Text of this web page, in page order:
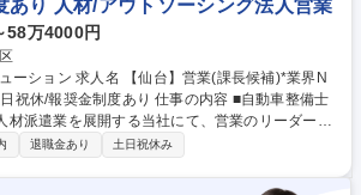
あり 人材/アウトソーシング法人営業
58万4000円
営業(課長候補)*業界N
度あり 仕事の内容 ■自動車整備士
材派遣業を展開する当社にて、営業のリーダーク
ただきます。また将来、営業所を束ねる拠点長を
アビジョンに沿った勤務先のご紹介など ■既存顧
退職金あり 土日祝休み